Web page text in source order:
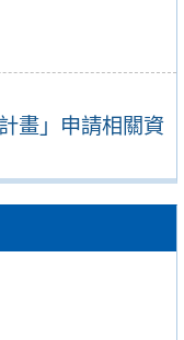
畫」申請相關資